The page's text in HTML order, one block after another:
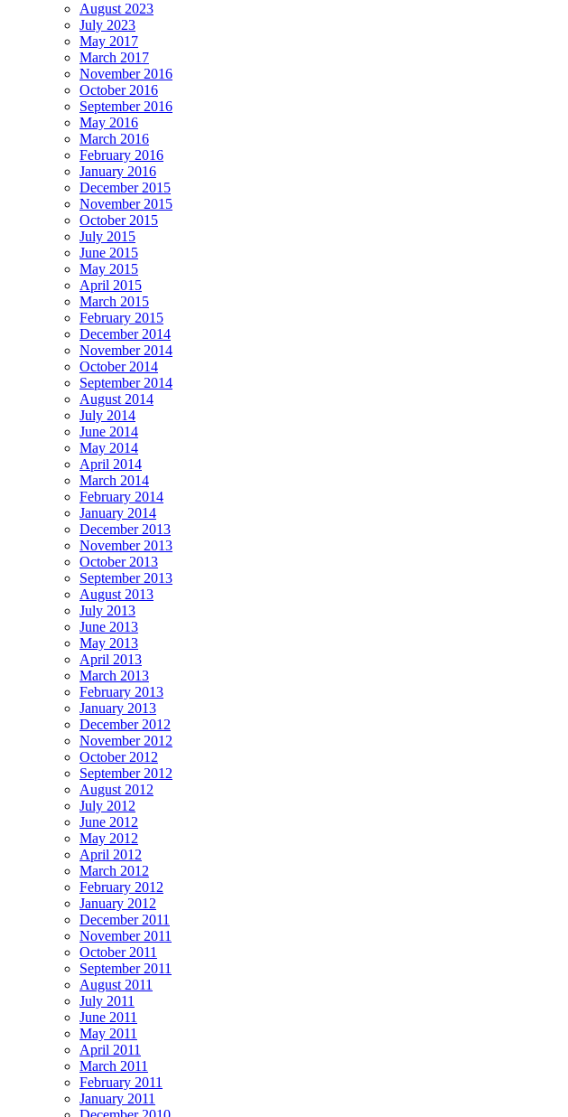
August 2023
July 2023
May 2017
March 2017
November 2016
October 2016
September 2016
May 2016
March 2016
February 2016
January 2016
December 2015
November 2015
October 2015
July 2015
June 2015
May 2015
April 2015
March 2015
February 2015
December 2014
November 2014
October 2014
September 2014
August 2014
July 2014
June 2014
May 2014
April 2014
March 2014
February 2014
January 2014
December 2013
November 2013
October 2013
September 2013
August 2013
July 2013
June 2013
May 2013
April 2013
March 2013
February 2013
January 2013
December 2012
November 2012
October 2012
September 2012
August 2012
July 2012
June 2012
May 2012
April 2012
March 2012
February 2012
January 2012
December 2011
November 2011
October 2011
September 2011
August 2011
July 2011
June 2011
May 2011
April 2011
March 2011
February 2011
January 2011